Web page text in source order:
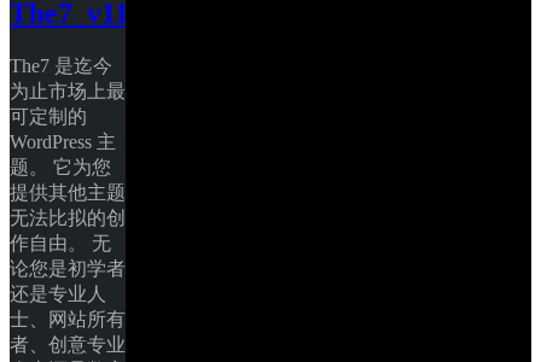
The7_v11.0.0
The7 是迄今
为止市场上最
可定制的
WordPress 主
题。 它为您
提供其他主题
无法比拟的创
作自由。 无
论您是初学者
还是专业人
士、网站所有
者、创意专业